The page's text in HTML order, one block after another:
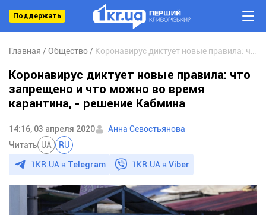
Поддержать
Главная Общество
Коронавирус диктует новые правила: что
запрещено и что можно во время
карантина, - решение Кабмина
14:16, 03 апреля 2020
Анна Севостьянова
Читать UA RU
1KR.UA в Telegram 1KR.UA вViber